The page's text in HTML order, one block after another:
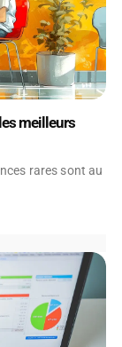
meilleurs
rares sont au